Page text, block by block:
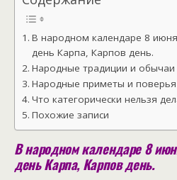
В народном календаре 8
день Карпа, Карпов день.
Народные традиции и
Народные приметы и
Что категорически нельзя
Похожие записи
В народном календаре 8
день Карпа, Карпов день.